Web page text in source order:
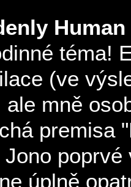
Human
téma!
(ve
ale mně
premisa
úplně